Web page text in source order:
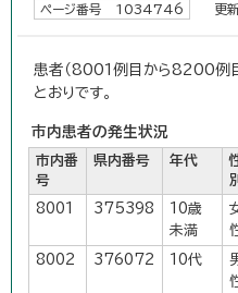
ページ番号 1034746 更
患者（8001例目から8200例
とおりです。
市内患者の発生状況
市内番
号
県内番号 年代
別
8001 375398
10歳
未満
8002 376072 10代